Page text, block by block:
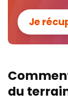
Je
du